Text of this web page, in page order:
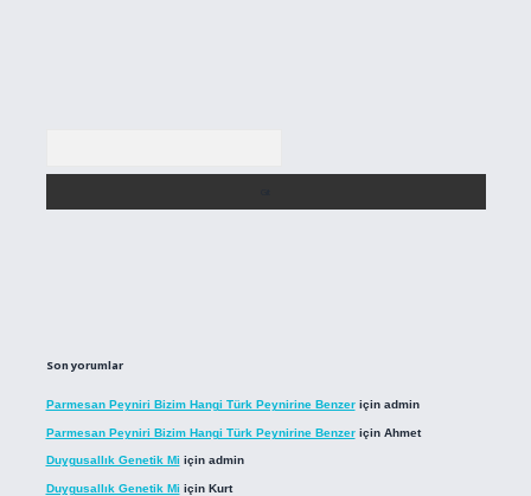
Son yorumlar
Parmesan Peyniri Bizim Hangi Türk Peynirine Benzeriçin admin
Parmesan Peyniri Bizim Hangi Türk Peynirine Benzeriçin Ahmet
Duygusallık Genetik Mi için admin
Duygusallık Genetik Mi için Kurt